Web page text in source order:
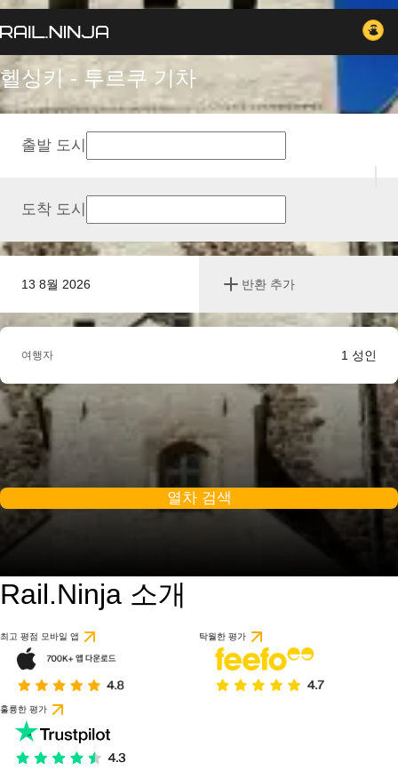
헬싱키 - 투르쿠 기차
13 8월 2026 반환 추가
출발 도시
도착 도시
여행자 1 성인
열차 검색
Rail.Ninja 소개
최고 평점 모바일 앱 탁월한 평가
훌륭한 평가
64개의 리뷰를 기반으